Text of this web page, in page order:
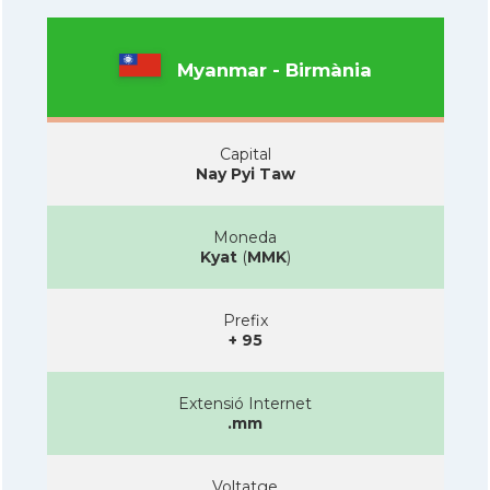
Myanmar - Birmània
Capital
Nay Pyi Taw
Moneda
Kyat(MMK)
Prefix
+ 95
Extensió Internet
.mm